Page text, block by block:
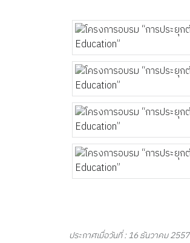
ประกาศเมื่อวันที่ : 16 ธันวาคม 2557